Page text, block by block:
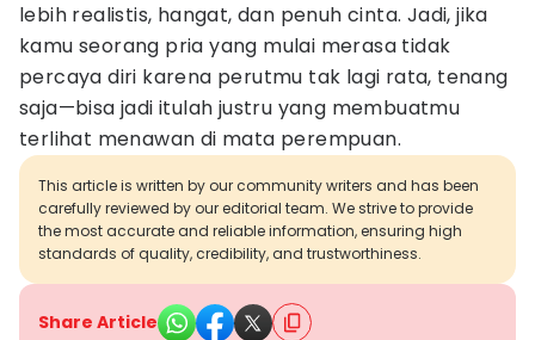
lebih realistis, hangat, dan penuh cinta. Jadi, jika
kamu seorang pria yang mulai merasa tidak
percaya diri karena perutmu tak lagi rata, tenang
saja—bisa jadi itulah justru yang membuatmu
terlihat menawan di mata perempuan.
This article is written by our community writers and has been
carefully reviewed by our editorial team. We strive to provide
the most accurate and reliable information, ensuring high
standards of quality, credibility, and trustworthiness.
Share Article